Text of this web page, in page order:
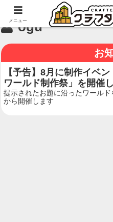
ogu
お
【予告】8月に制作イベ
ワールド制作祭」を開催
提示されたお題に沿ったワール
から開催します
メニュー